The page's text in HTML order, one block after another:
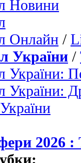
Новини
Онлайн /
України /
України:
України:
2026 :